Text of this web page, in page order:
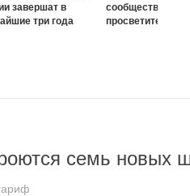
завершат в
три года
сообщества
просветителей
семь новых